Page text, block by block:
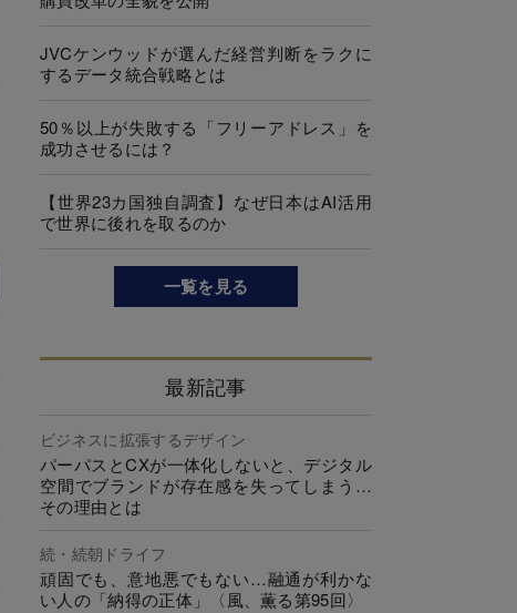
JVCケンウッドが選んだ経営判断をラクに
するデータ統合戦略とは
50％以上が失敗する「フリーアドレス」を
成功させるには？
【世界23カ国独自調査】なぜ日本はAI活用
で世界に後れを取るのか
一覧を見る
最新記事
ビジネスに拡張するデザイン
パーパスとCXが一体化しないと、デジタル
空間でブランドが存在感を失ってしまう…
その理由とは
続・続朝ドライフ
頑固でも、意地悪でもない…融通が利かな
い人の「納得の正体」〈風、薫る第95回〉